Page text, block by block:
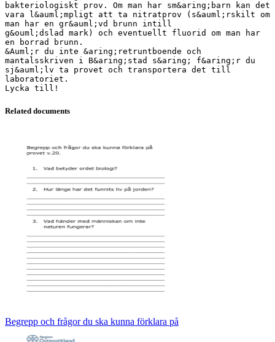
bakteriologiskt prov. Om man har sm&aring;barn kan det
vara l&auml;mpligt att ta nitratprov (s&auml;rskilt om
man har en gr&auml;vd brunn intill
g&ouml;dslad mark) och eventuellt fluorid om man har
en borrad brunn.
&Auml;r du inte &aring;retruntboende och
mantalsskriven i B&aring;stad s&aring; f&aring;r du
sj&auml;lv ta provet och transportera det till
laboratoriet.
Related documents
Begrepp och frågor du ska kunna förklara på